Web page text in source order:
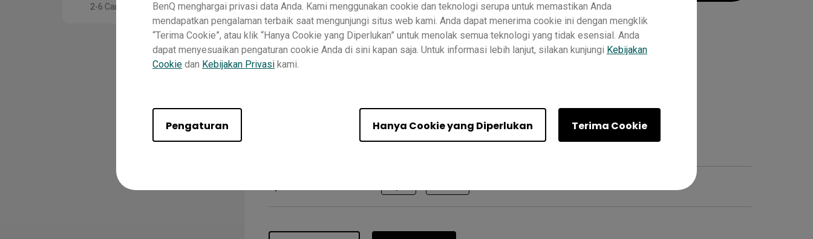
BenQ menghargai privasi data Anda. Kami menggunakan cookie dan teknologi serupa untuk memastikan Anda
mendapatkan pengalaman terbaik saat mengunjungi situs web kami. Anda dapat menerima cookie ini dengan mengklik
“Terima Cookie”, atau klik “Hanya Cookie yang Diperlukan” untuk menolak semua teknologi yang tidak esensial. Anda
dapat menyesuaikan pengaturan cookie Anda di sini kapan saja. Untuk informasi lebih lanjut, silakan kunjungi Kebijakan
Cookie dan Kebijakan Privasi kami.
Pengaturan Hanya Cookie yang Diperlukan Terima Cookie
2-6 Cara mengotomatiskan tugas
Manajemen perangkat DMS Pro RP02 Pro RP03 Master RM02 Master RM03 Master RM03A